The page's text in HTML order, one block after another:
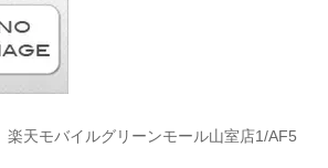
天モバイルグリーンモール山室店1/AF5